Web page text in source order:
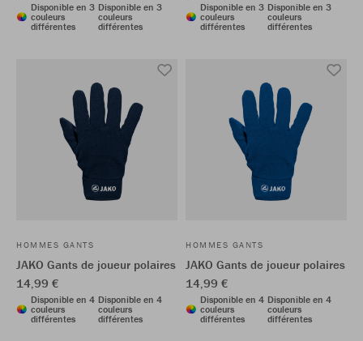
Disponible en 3
couleurs
différentes
Disponible en 3
couleurs
différentes
Disponible en 3
couleurs
différentes
Disponible en 3
couleurs
différentes
HOMMES GANTS
JAKO Gants de joueur polaires
14,99 €
Disponible en 4
couleurs
différentes
Disponible en 4
couleurs
différentes
HOMMES GANTS
JAKO Gants de joueur polaires
14,99 €
Disponible en 4
couleurs
différentes
Disponible en 4
couleurs
différentes